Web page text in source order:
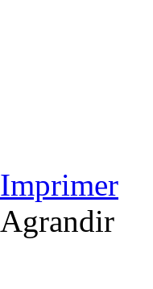
Imprimer
Agrandir